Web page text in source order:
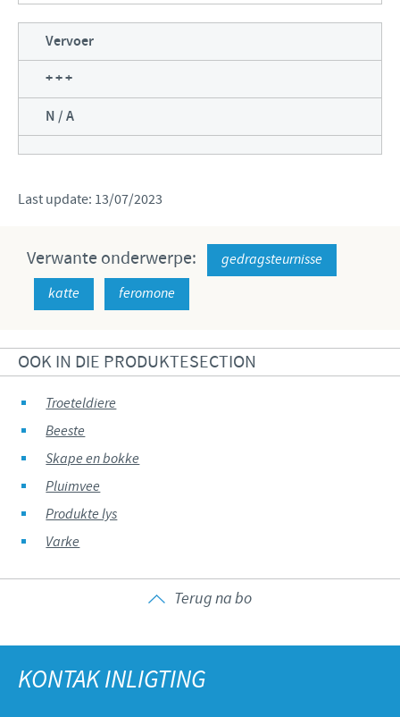
Vervoer
+ + +
N / A
Last update: 13/07/2023
Verwante onderwerpe:
gedragsteurnisse
katte
feromone
OOK IN DIE PRODUKTESECTION
Troeteldiere
Beeste
Skape en bokke
Pluimvee
Produkte lys
Varke
Terug na bo
KONTAK INLIGTING